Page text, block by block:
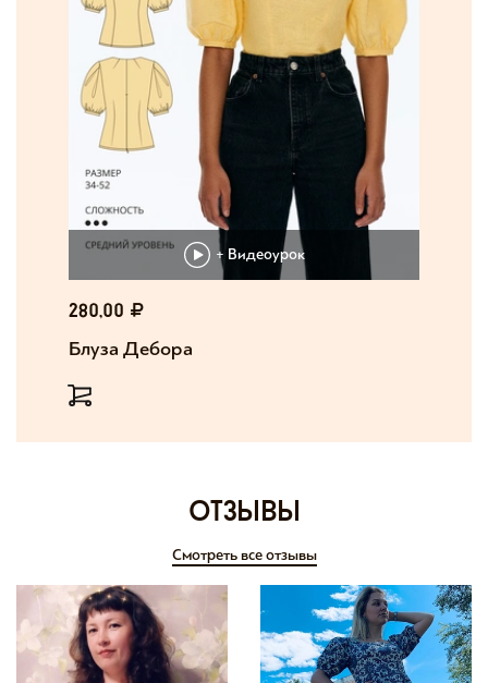
+ Видеоурок
280,00
Блуза Дебора
отзывы
Смотреть все отзывы